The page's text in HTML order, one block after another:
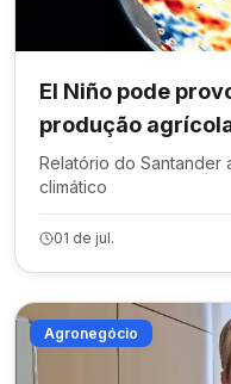
El Niño pode
produção
Relatório do Santander
climático
01 de jul.
Agronegócio